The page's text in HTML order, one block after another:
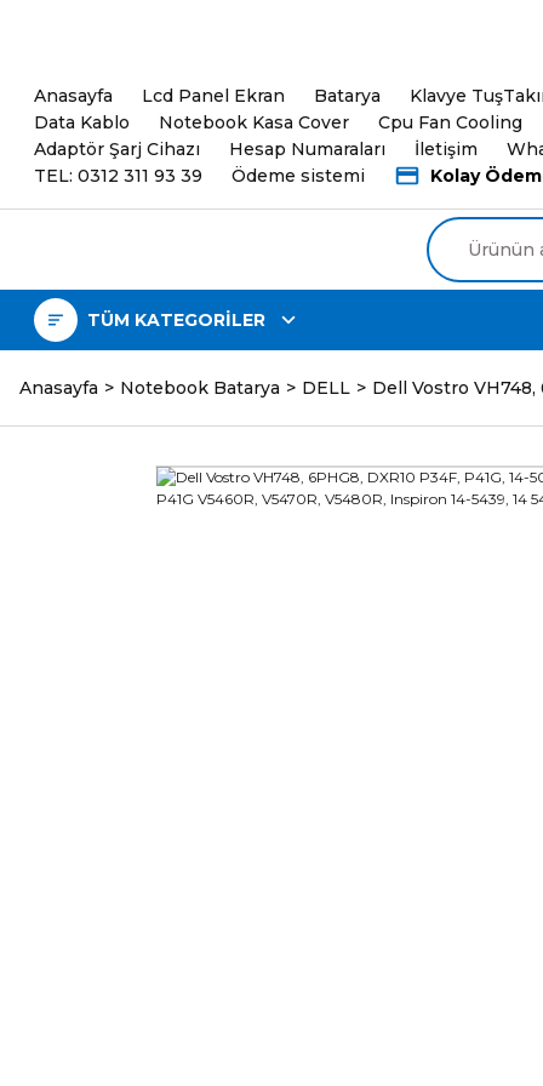
Anasayfa Lcd Panel Ekran Batarya Klavye
Data Kablo
Notebook Kasa Cover Cpu Fan Cooling
Adaptör Şarj Cihazı
Hesap Numaraları İletişim
TEL: 0312 311 93 39
Ödeme sistemi Kolay
TÜM KATEGORİLER
Anasayfa Notebook Batarya DELL Dell Vostro VH748,